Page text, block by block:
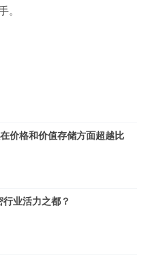
。
价格和价值存储方面超越比
业活力之都？